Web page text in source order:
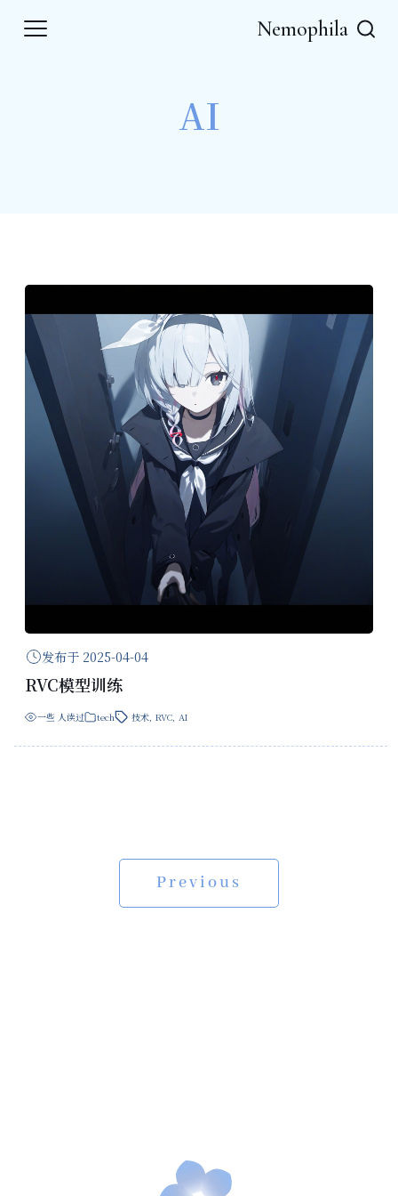
Nemophila
AI
发布于 2025-04-04
RVC模型训练
一些 人读过 tech 技术, RVC, AI
Previous